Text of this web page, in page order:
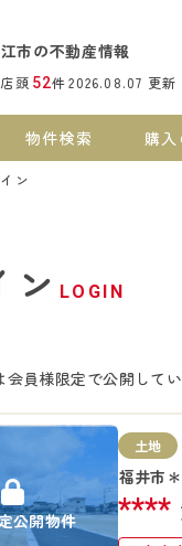
市の不動産情報
店頭 52件 2026.08.07 更新
物件検索 購
ン
ン LOGIN
会員様限定で公開して
公開物件
土地
福井市
****